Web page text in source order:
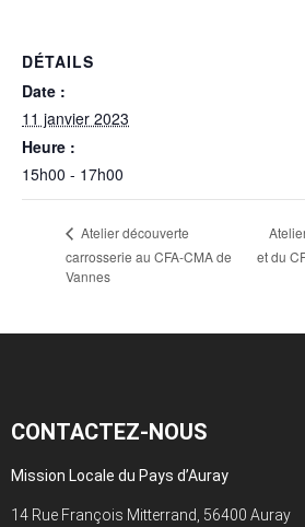
DÉTAILS
Date :
11 janvier 2023
Heure :
15h00 - 17h00
Atelier découverte
carrosserie au CFA-CMA de
Vannes
et du
CONTACTEZ-NOUS
Mission Locale du Pays d’Auray
14 Rue François Mitterrand, 56400 Auray